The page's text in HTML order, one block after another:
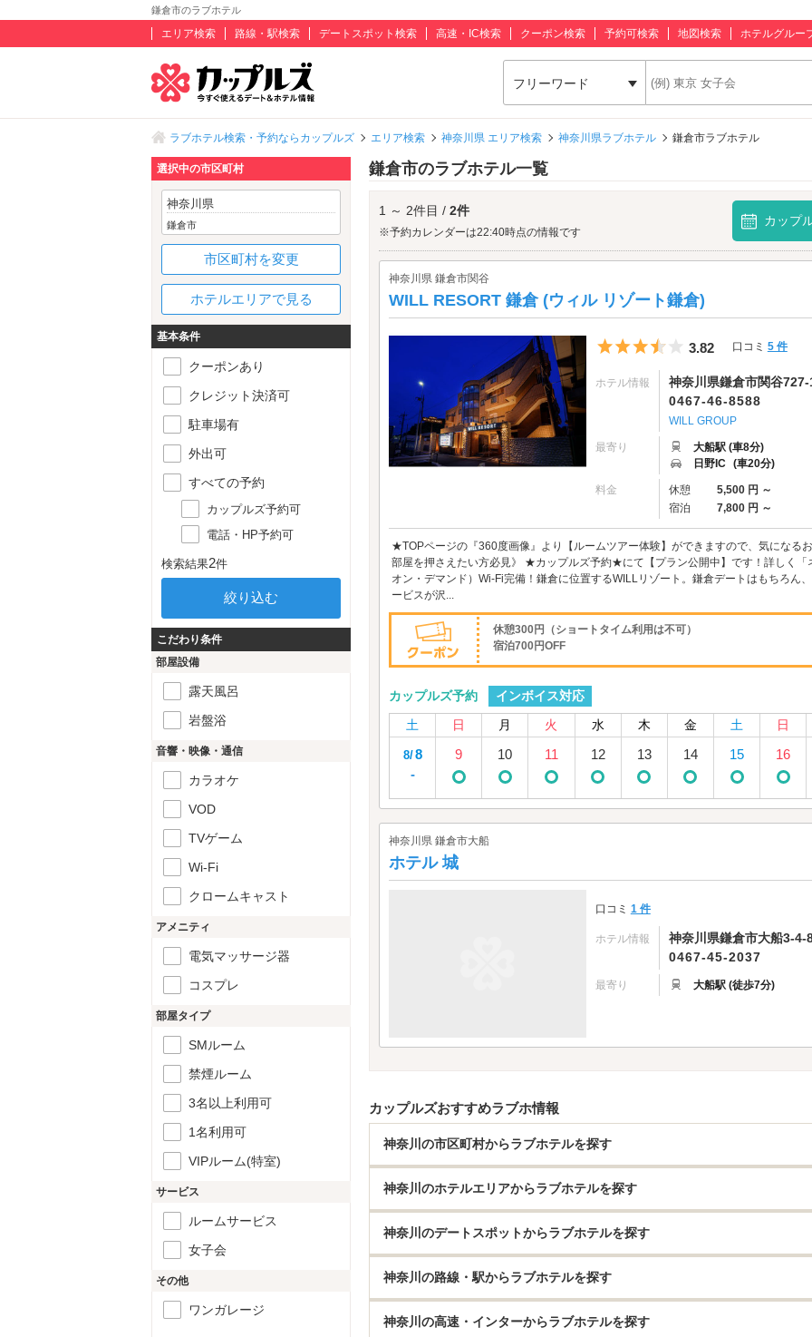
鎌倉市のラブホテル
エリア検索 路線・駅検索 デートスポット検索 高速・IC検索 クーポン検索 予約可検索 地図検索 ホテルグルー
フリーワード
ラブホテル検索・予約ならカップルズ エリア検索 神奈川県 エリア検索 神奈川県ラブホテル 鎌倉市ラブホテル
鎌倉市のラブホテル一覧
1 ～ 2件目 / 2件
※予約カレンダーは22:40時点の情報です
カップ
神奈川県 鎌倉市関谷
WILL RESORT 鎌倉 (ウィル リゾート鎌倉)
5つ星のうち3.5
3.82 口コミ 5 件
ホテル情報
神奈川県鎌倉市関谷727-
0467-46-8588
WILL GROUP
最寄り
大船駅 (車8分)
日野IC (車20分)
料金 休憩
5,500 円 ～
宿泊
7,800 円 ～
★TOPページの『360度画像』より【ルームツアー体験】ができますので、気になる
部屋を押さえたい方必見》 ★カップルズ予約★にて【プラン公開中】です！詳しく「
オン・デマンド）Wi-Fi完備！鎌倉に位置するWILLリゾート。鎌倉デートはもちろん
ービスが沢...
休憩300円（ショートタイム利用は不可）
宿泊700円OFF
カップルズ予約
インボイス対応
土
日 月 火 水 木 金 土 日
8/8
-
9 10 11 12 13 14 15 16
神奈川県 鎌倉市大船
ホテル 城
口コミ 1 件
ホテル情報
神奈川県鎌倉市大船3-4-
0467-45-2037
最寄り 大船駅 (徒歩7分)
カップルズおすすめラブホ情報
神奈川の市区町村からラブホテルを探す
神奈川のホテルエリアからラブホテルを探す
神奈川のデートスポットからラブホテルを探す
神奈川の路線・駅からラブホテルを探す
神奈川の高速・インターからラブホテルを探す
選択中の市区町村
神奈川県
鎌倉市
市区町村を変更
ホテルエリアで見る
基本条件
クーポンあり
クレジット決済可
駐車場有
外出可
すべての予約
カップルズ予約可
電話・HP予約可
検索結果2件
こだわり条件
部屋設備
露天風呂
岩盤浴
音響・映像・通信
カラオケ
VOD
TVゲーム
Wi-Fi
クロームキャスト
アメニティ
電気マッサージ器
コスプレ
部屋タイプ
SMルーム
禁煙ルーム
3名以上利用可
1名利用可
VIPルーム(特室)
サービス
ルームサービス
女子会
その他
ワンガレージ